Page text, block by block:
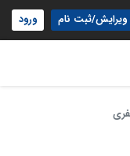
ثبت نام ورود